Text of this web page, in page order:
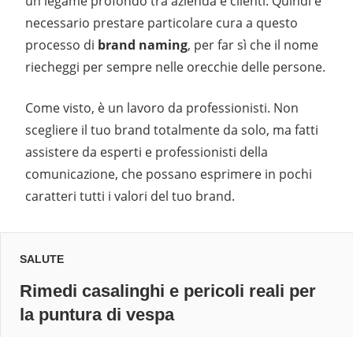
necessario prestare particolare cura a questo
processo di brand naming, per far sì che il nome
riecheggi per sempre nelle orecchie delle persone.
Come visto, è un lavoro da professionisti. Non
scegliere il tuo brand totalmente da solo, ma fatti
assistere da esperti e professionisti della
comunicazione, che possano esprimere in pochi
caratteri tutti i valori del tuo brand.
SALUTE
Rimedi casalinghi e pericoli reali per
la puntura di vespa